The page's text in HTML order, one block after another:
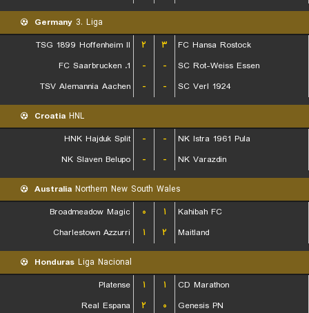
Germany 3. Liga
TSG 1899 Hoffenheim II
۲ ۳
FC Hansa Rostock
1. FC Saarbrucken
- -
SC Rot-Weiss Essen
TSV Alemannia Aachen
- - SC Verl 1924
Croatia HNL
HNK Hajduk Split
- -
NK Istra 1961 Pula
NK Slaven Belupo
- - NK Varazdin
Australia Northern New South Wales
Broadmeadow Magic
۰ ۱
Kahibah FC
Charlestown Azzurri
۱ ۲ Maitland
Honduras Liga Nacional
Platense
۱ ۱
CD Marathon
Real Espana
۲ ۰
Genesis PN